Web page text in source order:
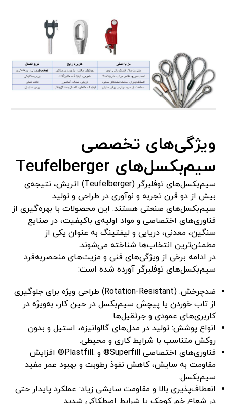
ویژگی‌های تخصصی
سیم‌بکسل‌های Teufelberger
سیم‌بکسل‌های توفلبرگر (Teufelberger) اتریش، نتیجه‌ی
بیش از دو قرن تجربه و نوآوری در طراحی و تولید
سیم‌بکسل‌های صنعتی هستند. این محصولات با بهره‌گیری از
فناوری‌های اختصاصی و مواد اولیه‌ی باکیفیت، در صنایع
سنگین، معدنی، دریایی و لیفتینگ به عنوان یکی از
مطمئن‌ترین انتخاب‌ها شناخته می‌شوند.
در ادامه برخی از ویژگی‌های فنی و مزیت‌های منحصربه‌فرد
سیم‌بکسل‌های توفلبرگر آورده شده است:
ضدچرخش: (Rotation-Resistant) طراحی ویژه برای جلوگیری
از تاب خوردن یا پیچش سیم‌بکسل در حین کار، به‌ویژه در
کاربری‌های عمودی و جرثقیل‌ها.
انواع پوشش: تولید در مدل‌های گالوانیزه، استیل و بدون
روکش متناسب با شرایط کاری و محیطی.
فناوری‌های اختصاصی Superfill® و :Plastfill® افزایش
مقاومت به سایش، کاهش نفوذ رطوبت و بهبود عمر مفید
سیم‌بکسل.
انعطاف‌پذیری بالا و مقاومت سایشی زیاد: عملکرد پایدار حتی
در شعاع خم کوچک یا شرایط اصطکاکی شدید.